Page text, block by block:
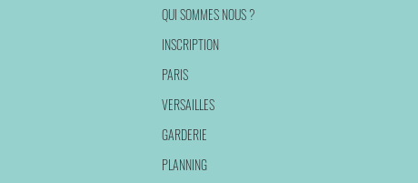
QUI SOMMES NOUS ?
INSCRIPTION
PARIS
VERSAILLES
GARDERIE
PLANNING